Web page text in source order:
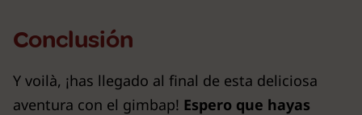
Conclusión
Y voilà, ¡has llegado al final de esta deliciosa
aventura con el gimbap! Espero que hayas